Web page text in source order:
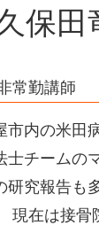
保田
常勤講師
市内の米田
士チームの
研究報告も
現在は接骨